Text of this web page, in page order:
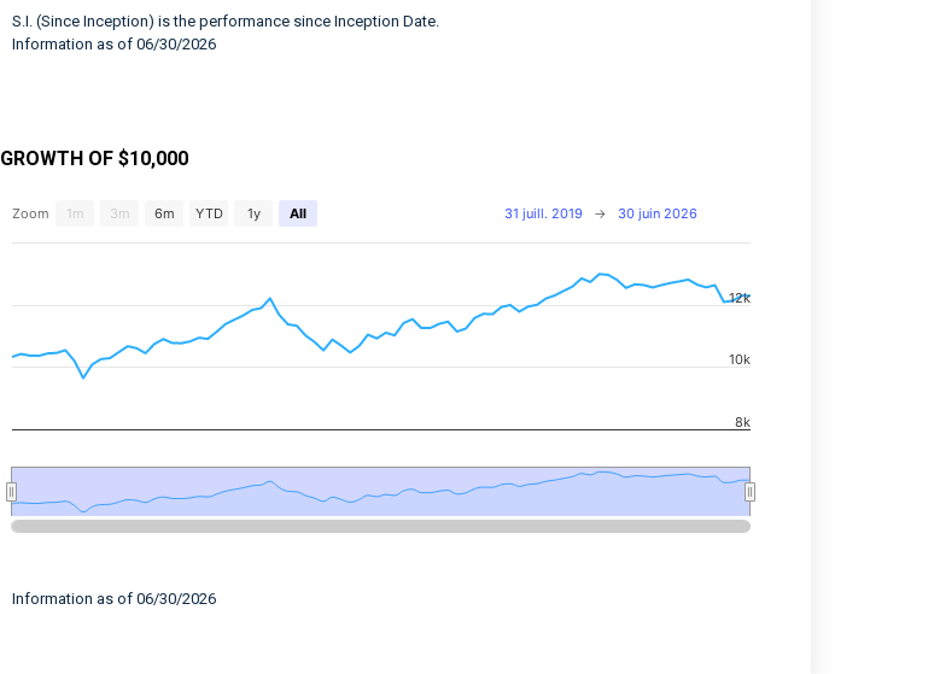
S.I. (Since Inception) is the performance since Inception Date.
Information as of 06/30/2026
GROWTH OF $10,000
Chart
The chart has 2 X axes displaying Time, and navigator-x-axis.
The chart has 2 Y axes displaying values, and navigator-y-axis.
Zoom 1m 3m 6m YTD 1y All 31 juill. 2019 → 30 juin 2026
8k
10k
12k
Information as of 06/30/2026